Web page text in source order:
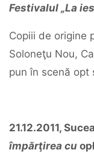
Festivalul „La
Copiii de origine
Soloneţu Nou,
pun în scenă opt
21.12.2011,
împărţirea cu